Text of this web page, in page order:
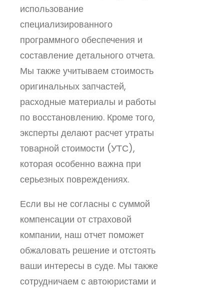
использование
специализированного
программного обеспечения и
составление детального отчета.
Мы также учитываем стоимость
оригинальных запчастей,
расходные материалы и работы
по восстановлению. Кроме того,
эксперты делают расчет утраты
товарной стоимости (УТС),
которая особенно важна при
серьезных повреждениях.
Если вы не согласны с суммой
компенсации от страховой
компании, наш отчет поможет
обжаловать решение и отстоять
ваши интересы в суде. Мы также
сотрудничаем с автоюристами и